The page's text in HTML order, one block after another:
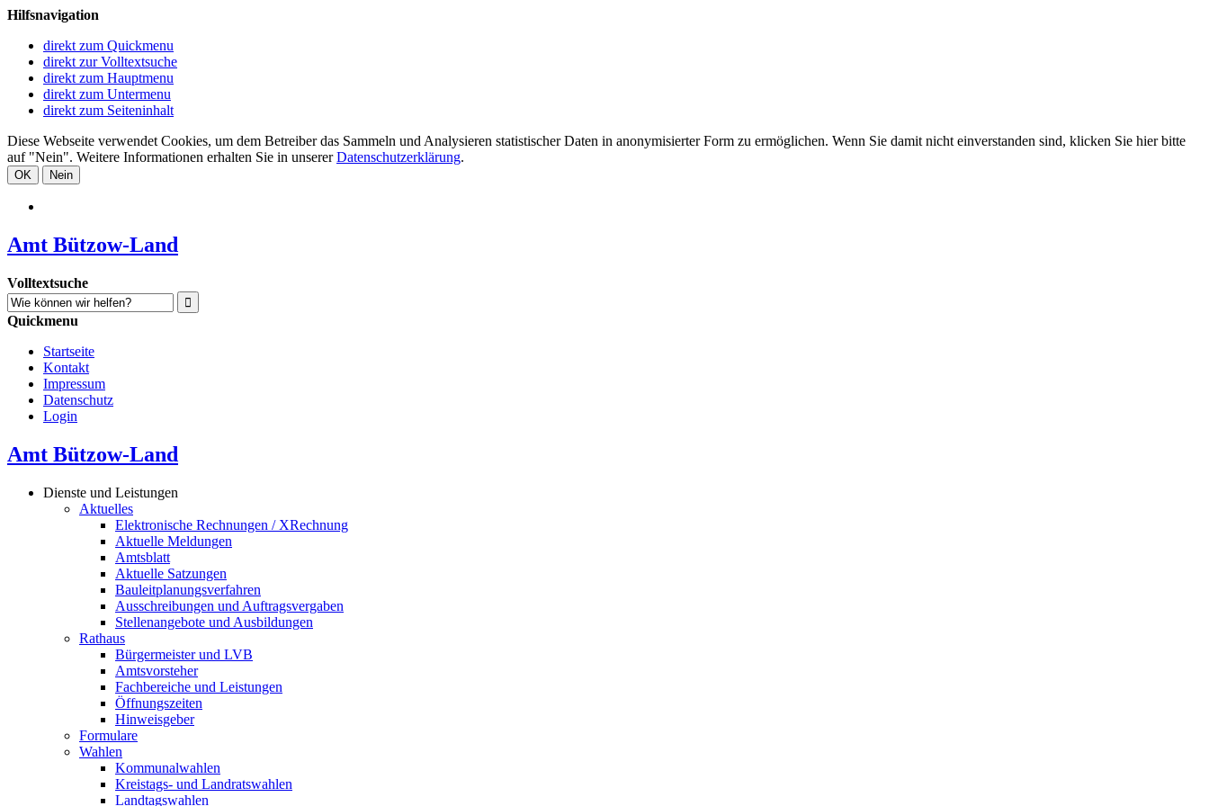
Hilfsnavigation
direkt zum Quickmenu
direkt zur Volltextsuche
direkt zum Hauptmenu
direkt zum Untermenu
direkt zum Seiteninhalt
Diese Webseite verwendet Cookies, um dem Betreiber das Sammeln und Analysieren statistischer Daten in anonymisierter Form zu ermöglichen. Wenn Sie damit nicht einverstanden sind, klicken Sie hier bitte
auf "Nein". Weitere Informationen erhalten Sie in unsererDatenschutzerklärung.
OK Nein
Amt Bützow-Land
Volltextsuche
Quickmenu
Startseite
Kontakt
Impressum
Datenschutz
Login
Amt Bützow-Land
Dienste und Leistungen
Aktuelles
Elektronische Rechnungen / XRechnung
Aktuelle Meldungen
Amtsblatt
Aktuelle Satzungen
Bauleitplanungsverfahren
Ausschreibungen und Auftragsvergaben
Stellenangebote und Ausbildungen
Rathaus
Bürgermeister und LVB
Amtsvorsteher
Fachbereiche und Leistungen
Öffnungszeiten
Hinweisgeber
Formulare
Wahlen
Kommunalwahlen
Kreistags- und Landratswahlen
Landtagswahlen